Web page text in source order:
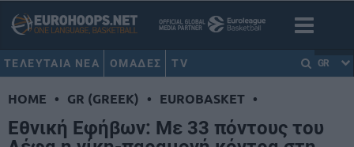
ΤΕΛΕΥΤΑΙΑ ΝΕΑ ΟΜΑΔΕΣ TV GR
HOME • GR (GREEK) • EUROBASKET •
Εθνική Εφήβων: Με 33 πόντους του